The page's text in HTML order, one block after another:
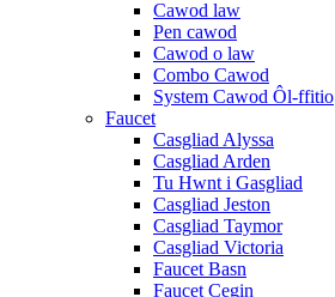
Cawod law
Pen cawod
Cawod o law
Combo Cawod
System Cawod Ôl-ffitio
Faucet
Casgliad Alyssa
Casgliad Arden
Tu Hwnt i Gasgliad
Casgliad Jeston
Casgliad Taymor
Casgliad Victoria
Faucet Basn
Faucet Cegin